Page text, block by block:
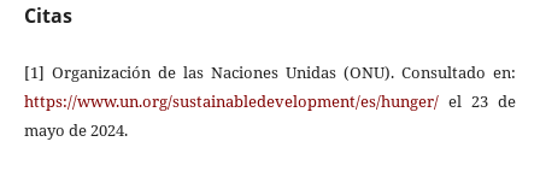
Citas
[1] Organización de las Naciones Unidas (ONU). Consultado en:
https://www.un.org/sustainabledevelopment/es/hunger/el 23 de
mayo de 2024.